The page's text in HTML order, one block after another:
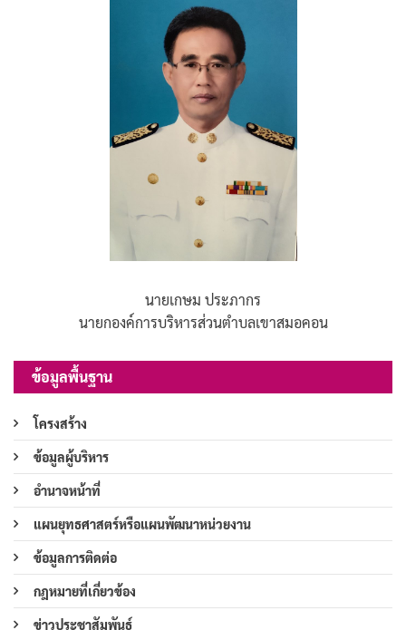
นายเกษม ประภากร
นายกองค์การบริหารส่วนตำบลเขาสมอคอน
ข้อมูลพื้นฐาน
โครงสร้าง
ข้อมูลผู้บริหาร
อำนาจหน้าที่
แผนยุทธศาสตร์หรือแผนพัฒนาหน่วยงาน
ข้อมูลการติดต่อ
กฎหมายที่เกี่ยวข้อง
ข่าวประชาสัมพันธ์